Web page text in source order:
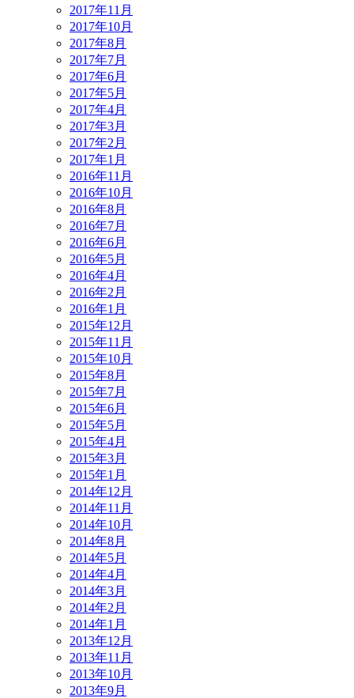
2017年11月
2017年10月
2017年8月
2017年7月
2017年6月
2017年5月
2017年4月
2017年3月
2017年2月
2017年1月
2016年11月
2016年10月
2016年8月
2016年7月
2016年6月
2016年5月
2016年4月
2016年2月
2016年1月
2015年12月
2015年11月
2015年10月
2015年8月
2015年7月
2015年6月
2015年5月
2015年4月
2015年3月
2015年1月
2014年12月
2014年11月
2014年10月
2014年8月
2014年5月
2014年4月
2014年3月
2014年2月
2014年1月
2013年12月
2013年11月
2013年10月
2013年9月